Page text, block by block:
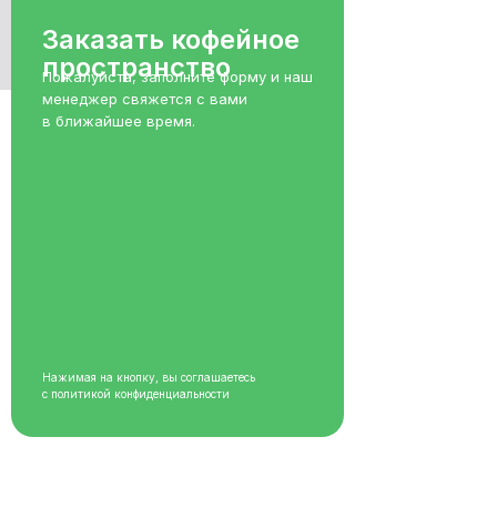
Пожалуйста, заполните форму и наш
менеджер свяжется с вами
в ближайшее время.
Нажимая на кнопку, вы соглашаетесь
с политикой конфиденциальности
Заказать кофейное
пространство